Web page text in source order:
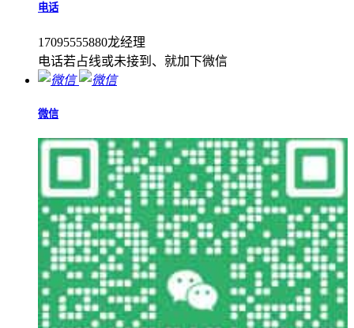
电话
17095555880龙经理
电话若占线或未接到、就加下微信
微信